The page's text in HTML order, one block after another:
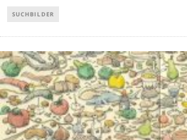
SUCHBILDER